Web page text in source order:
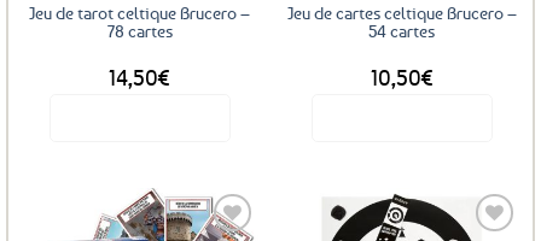
Jeu de tarot celtique Brucero –
78 cartes
14,50€
Jeu de cartes celtique Brucero –
54 cartes
10,50€